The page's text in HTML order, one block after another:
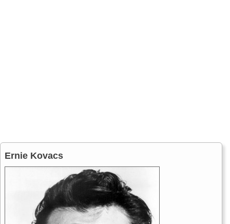
Ernie Kovacs